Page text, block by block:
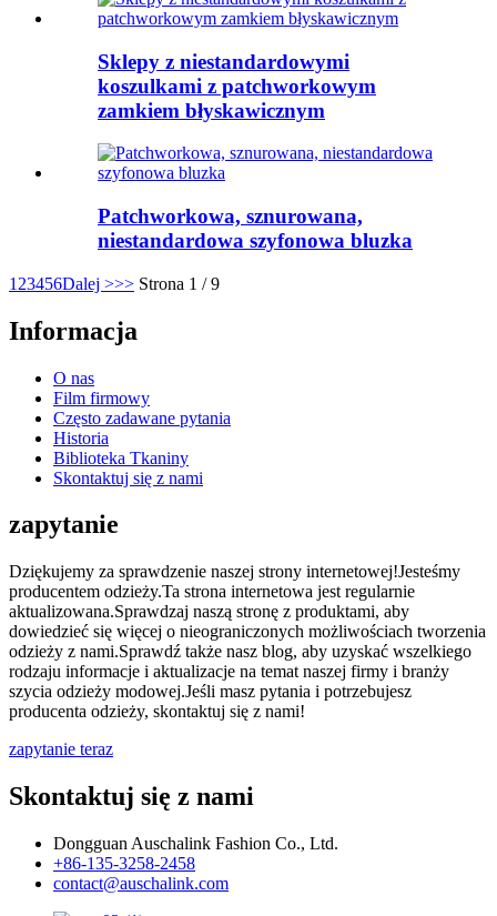
Sklepy z niestandardowymi
koszulkami z patchworkowym
zamkiem błyskawicznym
Patchworkowa, sznurowana,
niestandardowa szyfonowa bluzka
1 23456Dalej >>> Strona 1 / 9
Informacja
O nas
Film firmowy
Często zadawane pytania
Historia
Biblioteka Tkaniny
Skontaktuj się z nami
zapytanie
Dziękujemy za sprawdzenie naszej strony internetowej!Jesteśmy
producentem odzieży.Ta strona internetowa jest regularnie
aktualizowana.Sprawdzaj naszą stronę z produktami, aby
dowiedzieć się więcej o nieograniczonych możliwościach tworzenia
odzieży z nami.Sprawdź także nasz blog, aby uzyskać wszelkiego
rodzaju informacje i aktualizacje na temat naszej firmy i branży
szycia odzieży modowej.Jeśli masz pytania i potrzebujesz
producenta odzieży, skontaktuj się z nami!
zapytanie teraz
Skontaktuj się z nami
Dongguan Auschalink Fashion Co., Ltd.
+86-135-3258-2458
contact@auschalink.com